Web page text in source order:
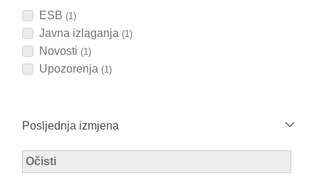
ESB (1)
Javna izlaganja (1)
Novosti (1)
Upozorenja (1)
Posljednja izmjena
OčistiModified Facet Filter